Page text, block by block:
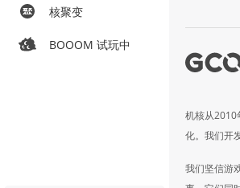
核聚变
BOOOM 试玩中
机核从2010
化。我们开
我们坚信游